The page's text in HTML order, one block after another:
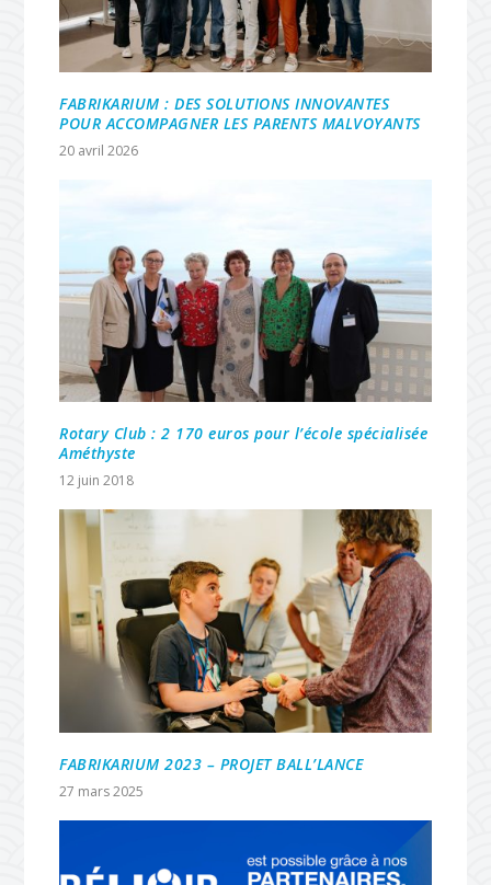
FABRIKARIUM : DES SOLUTIONS INNOVANTES
POUR ACCOMPAGNER LES PARENTS MALVOYANTS
20 avril 2026
Rotary Club : 2 170 euros pour l’école spécialisée
Améthyste
12 juin 2018
FABRIKARIUM 2023 – PROJET BALL’LANCE
27 mars 2025